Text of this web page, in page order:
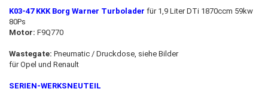
K03-47 KKK Borg Warner Turbolader für 1,9 Liter DTi 1870ccm 59kw
80Ps
Motor: F9Q770
Wastegate: Pneumatic / Druckdose, siehe Bilder
für Opel und Renault
SERIEN-WERKSNEUTEIL